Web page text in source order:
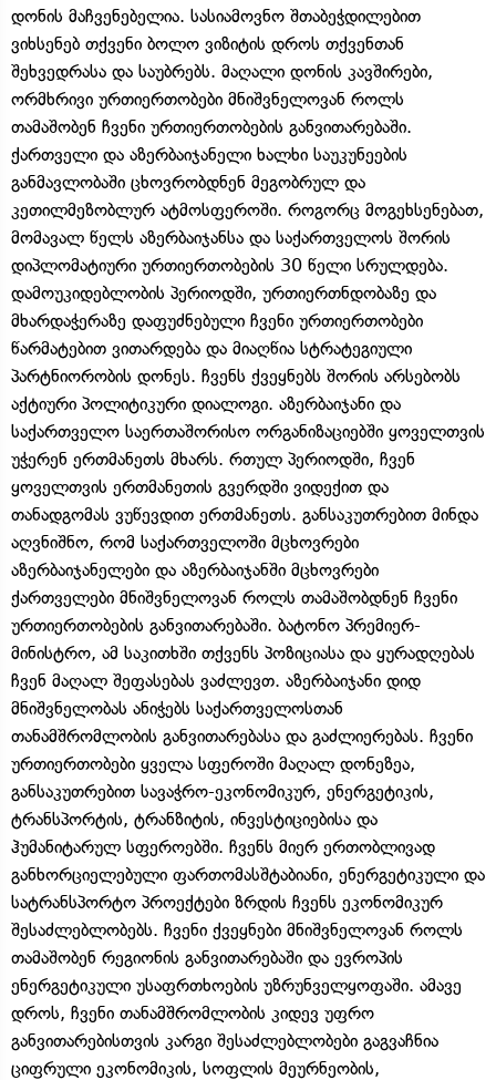
დონის მაჩვენებელია. სასიამოვნო შთაბეჭდილებით
ვიხსენებ თქვენი ბოლო ვიზიტის დროს თქვენთან
შეხვედრასა და საუბრებს. მაღალი დონის კავშირები,
ორმხრივი ურთიერთობები მნიშვნელოვან როლს
თამაშობენ ჩვენი ურთიერთობების განვითარებაში.
ქართველი და აზერბაიჯანელი ხალხი საუკუნეების
განმავლობაში ცხოვრობდნენ მეგობრულ და
კეთილმეზობლურ ატმოსფეროში. როგორც მოგეხსენებათ,
მომავალ წელს აზერბაიჯანსა და საქართველოს შორის
დიპლომატიური ურთიერთობების 30 წელი სრულდება.
დამოუკიდებლობის პერიოდში, ურთიერთნდობაზე და
მხარდაჭერაზე დაფუძნებული ჩვენი ურთიერთობები
წარმატებით ვითარდება და მიაღწია სტრატეგიული
პარტნიორობის დონეს. ჩვენს ქვეყნებს შორის არსებობს
აქტიური პოლიტიკური დიალოგი. აზერბაიჯანი და
საქართველო საერთაშორისო ორგანიზაციებში ყოველთვის
უჭერენ ერთმანეთს მხარს. რთულ პერიოდში, ჩვენ
ყოველთვის ერთმანეთის გვერდში ვიდექით და
თანადგომას ვუწევდით ერთმანეთს. განსაკუთრებით მინდა
აღვნიშნო, რომ საქართველოში მცხოვრები
აზერბაიჯანელები და აზერბაიჯანში მცხოვრები
ქართველები მნიშვნელოვან როლს თამაშობდნენ ჩვენი
ურთიერთობების განვითარებაში. ბატონო პრემიერ-
მინისტრო, ამ საკითხში თქვენს პოზიციასა და ყურადღებას
ჩვენ მაღალ შეფასებას ვაძლევთ. აზერბაიჯანი დიდ
მნიშვნელობას ანიჭებს საქართველოსთან
თანამშრომლობის განვითარებასა და გაძლიერებას. ჩვენი
ურთიერთობები ყველა სფეროში მაღალ დონეზეა,
განსაკუთრებით სავაჭრო-ეკონომიკურ, ენერგეტიკის,
ტრანსპორტის, ტრანზიტის, ინვესტიციებისა და
ჰუმანიტარულ სფეროებში. ჩვენს მიერ ერთობლივად
განხორციელებული ფართომასშტაბიანი, ენერგეტიკული და
სატრანსპორტო პროექტები ზრდის ჩვენს ეკონომიკურ
შესაძლებლობებს. ჩვენი ქვეყნები მნიშვნელოვან როლს
თამაშობენ რეგიონის განვითარებაში და ევროპის
ენერგეტიკული უსაფრთხოების უზრუნველყოფაში. ამავე
დროს, ჩვენი თანამშრომლობის კიდევ უფრო
განვითარებისთვის კარგი შესაძლებლობები გაგვაჩნია
ციფრული ეკონომიკის, სოფლის მეურნეობის,